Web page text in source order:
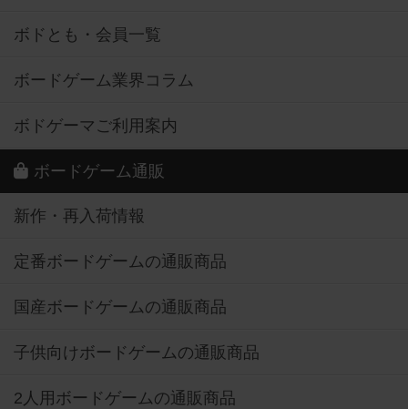
ボドとも・会員一覧
ボードゲーム業界コラム
ボドゲーマご利用案内
ボードゲーム通販
新作・再入荷情報
定番ボードゲームの通販商品
国産ボードゲームの通販商品
子供向けボードゲームの通販商品
2人用ボードゲームの通販商品